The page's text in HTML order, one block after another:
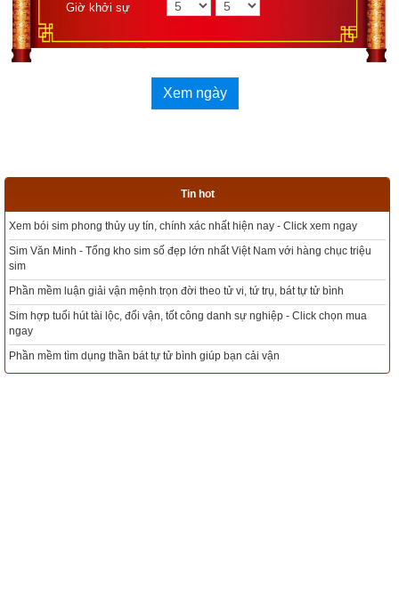
Loài vô tình lẫn hữu tình như nhau.
271-2. Chẳng vì cớ giữ gìn giới luật
Hay dựa vào học đủ hiểu nhiều
Mà có thể tự cho chứng đắc
Tự mãn lòng được phước viễn ly
Chớ nên xao lãng hành trì
Đến khi lậu hoặc hết thì mới xong.
Giờ khởi sự
Xem ngày
Tin hot
triệu
mua
Tổng kho sim phong thủy - Sim hợp tuổi - Sim hợp mệnh giá rẻ nhất thị
Mua sim Thần tài, Thần tài theo bạn! Giao sim miễn phí
Tổng Kho Sim Năm sinh 0x - 9x - 8x -7x -6x giá rẻ nhất thị trường - Click